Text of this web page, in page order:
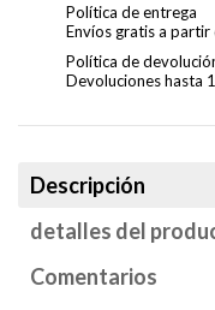
Política de entrega
Envíos gratis a
Política de
Devoluciones hasta
Descripción
detalles del
Comentarios